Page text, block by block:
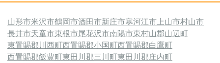
山形市米沢市鶴岡市酒田市新庄市寒河江市上山市村山市
長井市天童市東根市尾花沢市南陽市東村山郡山辺町
東置賜郡川西町西置賜郡小国町西置賜郡白鷹町
西置賜郡飯豊町東田川郡三川町東田川郡庄内町